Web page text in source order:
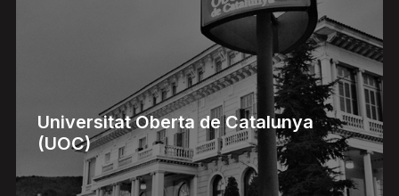
Universitat Oberta de Catalunya
(UOC)